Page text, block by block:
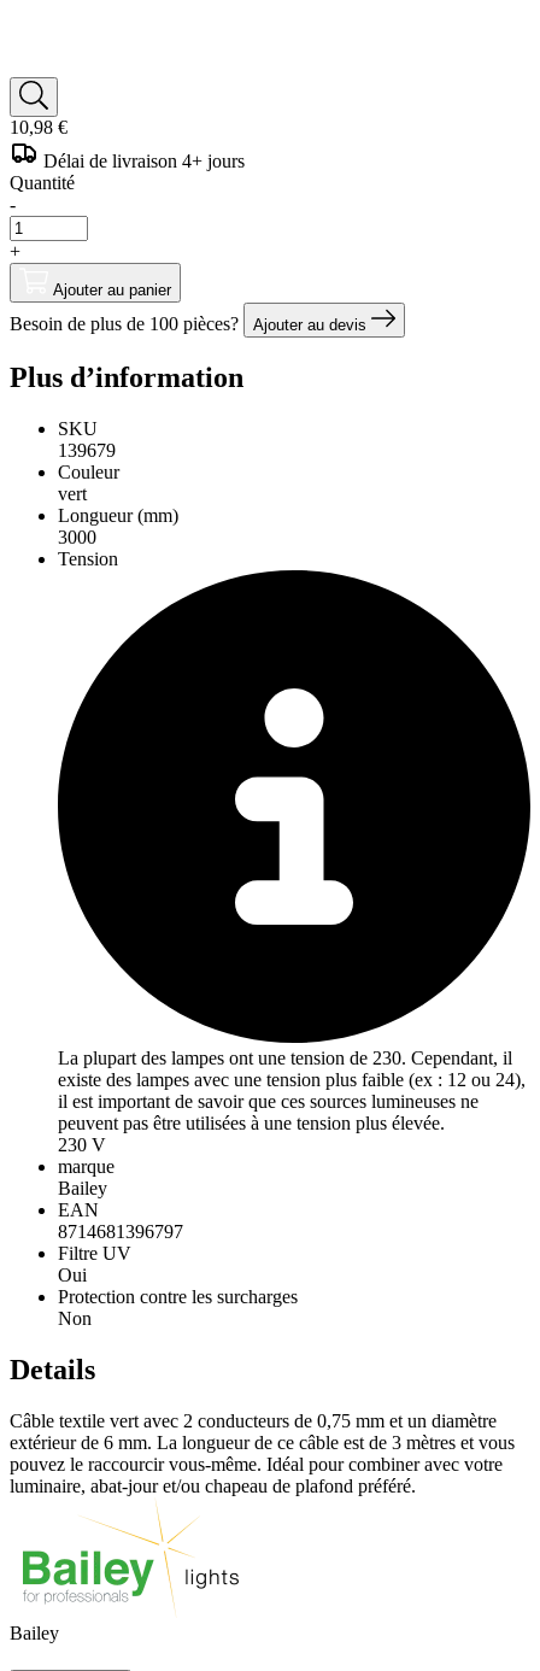
10,98 €
Délai de livraison 4+ jours
Quantité
-
+
Ajouter au panier
Besoin de plus de 100 pièces? Ajouter au devis
Plus d’information
SKU
139679
Couleur
vert
Longueur (mm)
3000
Tension
La plupart des lampes ont une tension de 230. Cependant, il
existe des lampes avec une tension plus faible (ex : 12 ou 24),
il est important de savoir que ces sources lumineuses ne
peuvent pas être utilisées à une tension plus élevée.
230 V
marque
Bailey
EAN
8714681396797
Filtre UV
Oui
Protection contre les surcharges
Non
Details
Câble textile vert avec 2 conducteurs de 0,75 mm et un diamètre
extérieur de 6 mm. La longueur de ce câble est de 3 mètres et vous
pouvez le raccourcir vous-même. Idéal pour combiner avec votre
luminaire, abat-jour et/ou chapeau de plafond préféré.
Bailey